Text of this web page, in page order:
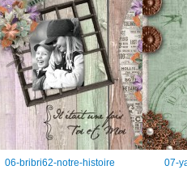
06-bribri62-notre-histoire 07-